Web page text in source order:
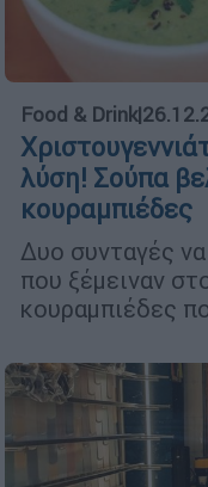
Food & Drink|
λύση! Σούπα
κουραμπιέδες
Δυο συνταγές να
που ξέμειναν
κουραμπιέδες